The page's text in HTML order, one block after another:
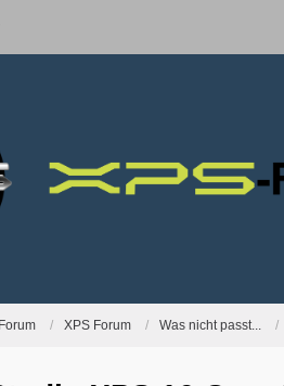
XPS Forum Was nicht passt...